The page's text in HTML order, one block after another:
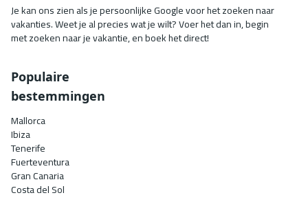
Je kan ons zien als je persoonlijke Google voor het zoeken naar
vakanties. Weet je al precies wat je wilt? Voer het dan in, begin
met zoeken naar je vakantie, en boek het direct!
Populaire
bestemmingen
Mallorca
Ibiza
Tenerife
Fuerteventura
Gran Canaria
Costa del Sol